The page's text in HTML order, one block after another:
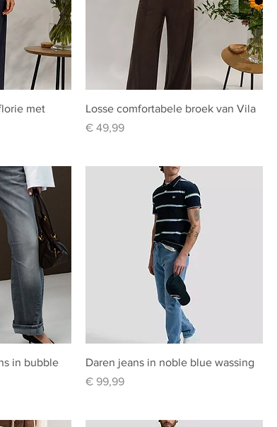
met
Losse comfortabele broek van Vila
Prijs
€ 49,99
in bubble
Daren jeans in noble blue wassing
Prijs
€ 99,99